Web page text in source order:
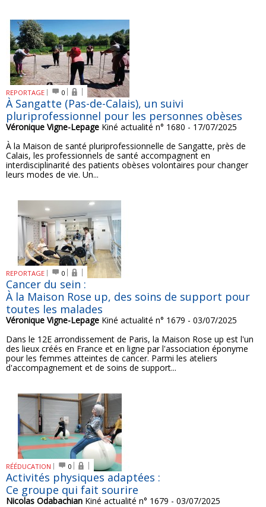
REPORTAGE 0
À Sangatte (Pas-de-Calais), un suivi
pluriprofessionnel pour les personnes obèses
Véronique Vigne-Lepage Kiné actualité n° 1680 - 17/07/2025
À la Maison de santé pluriprofessionnelle de Sangatte, près de
Calais, les professionnels de santé accompagnent en
interdisciplinarité des patients obèses volontaires pour changer
leurs modes de vie. Un...
REPORTAGE 0
Cancer du sein :
À la Maison Rose up, des soins de support pour
toutes les malades
Véronique Vigne-Lepage Kiné actualité n° 1679 - 03/07/2025
Dans le 12E arrondissement de Paris, la Maison Rose up est l'un
des lieux créés en France et en ligne par l'association éponyme
pour les femmes atteintes de cancer. Parmi les ateliers
d'accompagnement et de soins de support...
RÉÉDUCATION 0
Activités physiques adaptées :
Ce groupe qui fait sourire
Nicolas Odabachian Kiné actualité n° 1679 - 03/07/2025